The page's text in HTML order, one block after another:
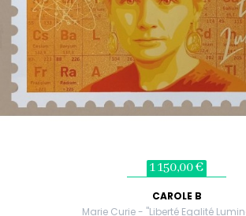
1 150,00 €
CAROLE B
Marie Curie - "Liberté Egalité